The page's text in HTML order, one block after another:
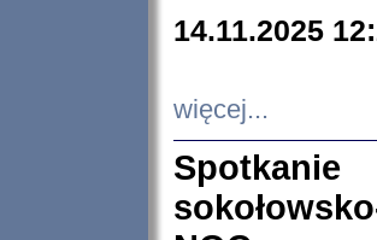
14.11.2025
więcej...